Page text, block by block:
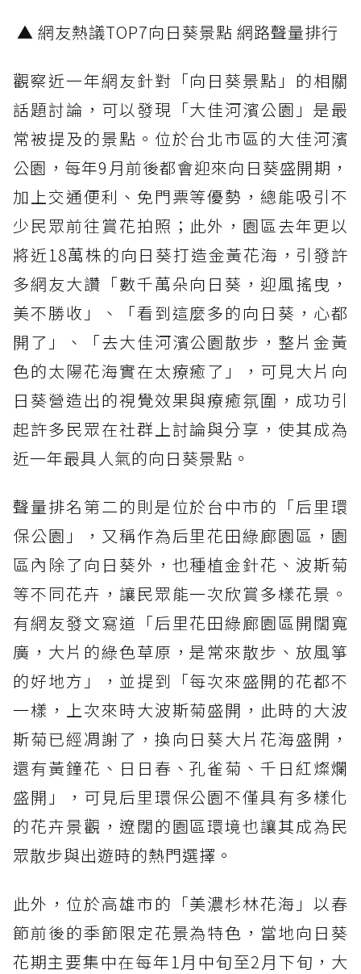
▲ 網友熱議TOP7向日葵景點 網路聲量排行
觀察近一年網友針對「向日葵景點」的相關
話題討論，可以發現「大佳河濱公園」是最
常被提及的景點。位於台北市區的大佳河濱
公園，每年9月前後都會迎來向日葵盛開期，
加上交通便利、免門票等優勢，總能吸引不
少民眾前往賞花拍照；此外，園區去年更以
將近18萬株的向日葵打造金黃花海，引發許
多網友大讚「數千萬朵向日葵，迎風搖曳，
美不勝收」、「看到這麼多的向日葵，心都
開了」、「去大佳河濱公園散步，整片金黃
色的太陽花海實在太療癒了」，可見大片向
日葵營造出的視覺效果與療癒氛圍，成功引
起許多民眾在社群上討論與分享，使其成為
近一年最具人氣的向日葵景點。
聲量排名第二的則是位於台中市的「后里環
保公園」，又稱作為后里花田綠廊園區，園
區內除了向日葵外，也種植金針花、波斯菊
等不同花卉，讓民眾能一次欣賞多樣花景。
有網友發文寫道「后里花田綠廊園區開闊寬
廣，大片的綠色草原，是常來散步、放風箏
的好地方」，並提到「每次來盛開的花都不
一樣，上次來時大波斯菊盛開，此時的大波
斯菊已經凋謝了，換向日葵大片花海盛開，
還有黃鐘花、日日春、孔雀菊、千日紅燦爛
盛開」，可見后里環保公園不僅具有多樣化
的花卉景觀，遼闊的園區環境也讓其成為民
眾散步與出遊時的熱門選擇。
此外，位於高雄市的「美濃杉林花海」以春
節前後的季節限定花景為特色，當地向日葵
花期主要集中在每年1月中旬至2月下旬，大